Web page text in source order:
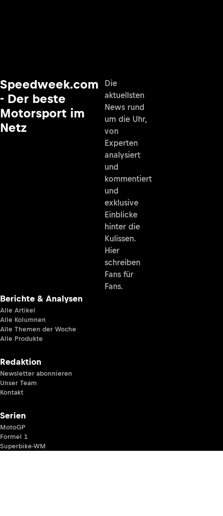
Speedweek.com
- Der beste
Motorsport im
Netz
Die
aktuellsten
News rund
um die Uhr,
von
Experten
analysiert
und
kommentiert
und
exklusive
Einblicke
hinter die
Kulissen.
Hier
schreiben
Fans für
Fans.
Berichte & Analysen
Alle Artikel
Alle Kolumnen
Alle Themen der Woche
Alle Produkte
Redaktion
Newsletter abonnieren
Unser Team
Kontakt
Serien
MotoGP
Formel 1
Superbike-WM